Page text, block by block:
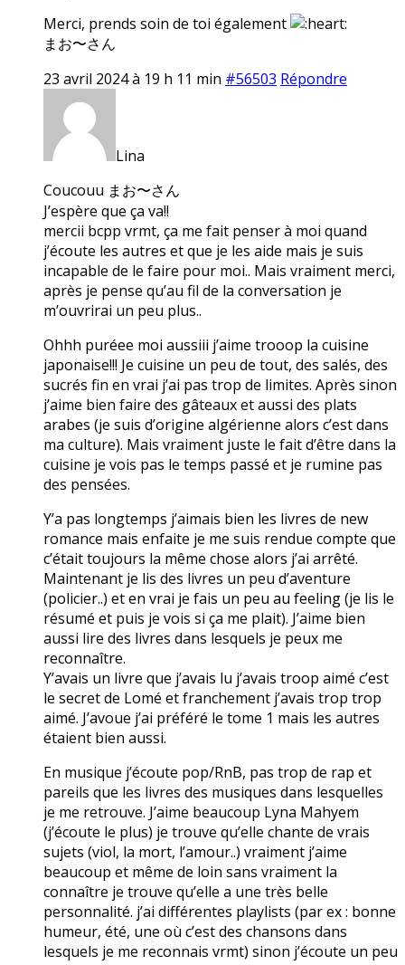
Merci, prends soin de toi également
まお〜さん
23 avril 2024 à 19 h 11 min #56503 Répondre
Lina
Coucouu まお〜さん
J’espère que ça va!!
mercii bcpp vrmt, ça me fait penser à moi quand
j’écoute les autres et que je les aide mais je suis
incapable de le faire pour moi.. Mais vraiment merci,
après je pense qu’au fil de la conversation je
m’ouvrirai un peu plus..
Ohhh puréee moi aussiii j’aime trooop la cuisine
japonaise!!! Je cuisine un peu de tout, des salés, des
sucrés fin en vrai j’ai pas trop de limites. Après sinon
j’aime bien faire des gâteaux et aussi des plats
arabes (je suis d’origine algérienne alors c’est dans
ma culture). Mais vraiment juste le fait d’être dans la
cuisine je vois pas le temps passé et je rumine pas
des pensées.
Y’a pas longtemps j’aimais bien les livres de new
romance mais enfaite je me suis rendue compte que
c’était toujours la même chose alors j’ai arrêté.
Maintenant je lis des livres un peu d’aventure
(policier..) et en vrai je fais un peu au feeling (je lis le
résumé et puis je vois si ça me plait). J’aime bien
aussi lire des livres dans lesquels je peux me
reconnaître.
Y’avais un livre que j’avais lu j’avais troop aimé c’est
le secret de Lomé et franchement j’avais trop trop
aimé. J’avoue j’ai préféré le tome 1 mais les autres
étaient bien aussi.
En musique j’écoute pop/RnB, pas trop de rap et
pareils que les livres des musiques dans lesquelles
je me retrouve. J’aime beaucoup Lyna Mahyem
(j’écoute le plus) je trouve qu’elle chante de vrais
sujets (viol, la mort, l’amour..) vraiment j’aime
beaucoup et même de loin sans vraiment la
connaître je trouve qu’elle a une très belle
personnalité. j’ai différentes playlists (par ex : bonne
humeur, été, une où c’est des chansons dans
lesquels je me reconnais vrmt) sinon j’écoute un peu